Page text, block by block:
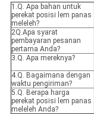
1.Q. Apa bahan untuk
perekat posisi lem panas
meleleh?
2Q.Apa syarat
pembayaran pesanan
pertama Anda?
3.Q. Apa mereknya?
4.Q. Bagaimana dengan
waktu pengiriman?
5.Q. Berapa harga
perekat posisi lem panas
meleleh Anda?